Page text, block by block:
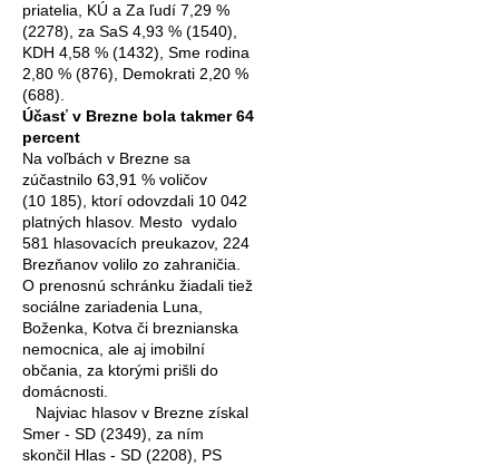
priatelia, KÚ a Za ľudí 7,29 %
(2278), za SaS 4,93 % (1540),
KDH 4,58 % (1432), Sme rodina
2,80 % (876), Demokrati 2,20 %
(688).
Účasť v Brezne bola takmer 64
percent
Na voľbách v Brezne sa
zúčastnilo 63,91 % voličov
(10 185), ktorí odovzdali 10 042
platných hlasov. Mesto vydalo
581 hlasovacích preukazov, 224
Brezňanov volilo zo zahraničia.
O prenosnú schránku žiadali tiež
sociálne zariadenia Luna,
Boženka, Kotva či breznianska
nemocnica, ale aj imobilní
občania, za ktorými prišli do
domácnosti.
Najviac hlasov v Brezne získal
Smer - SD (2349), za ním
skončil Hlas - SD (2208), PS